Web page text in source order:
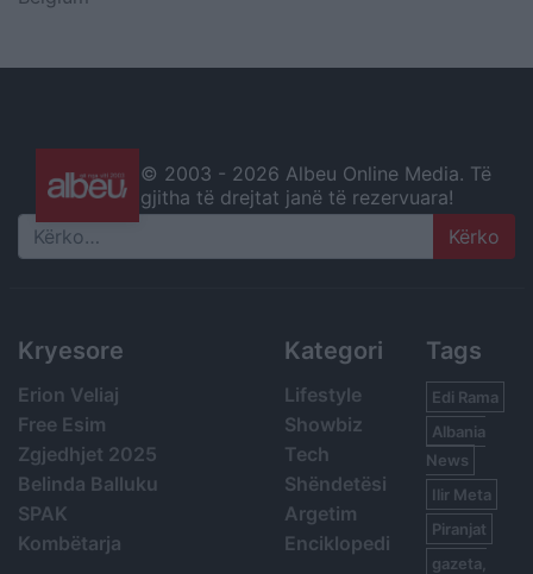
© 2003 - 2026 Albeu Online Media. Të
gjitha të drejtat janë të rezervuara!
Search
Kryesore
Erion Veliaj
Free Esim
Zgjedhjet 2025
Belinda Balluku
SPAK
Kombëtarja
Kategori
Lifestyle
Showbiz
Tech
Shëndetësi
Argetim
Enciklopedi
Tags
Edi Rama
Albania
News
Ilir Meta
Piranjat
gazeta,